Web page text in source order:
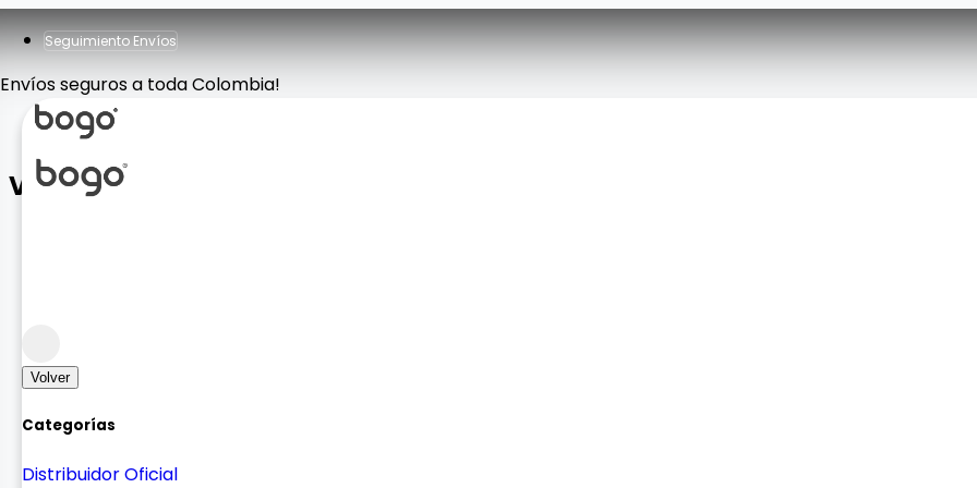
Seguimiento Envíos
Envíos seguros a toda Colombia!
Volver
Categorías
Distribuidor Oficial
Video Making Kit AY-49U